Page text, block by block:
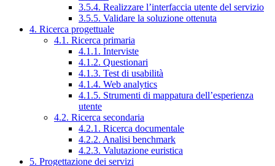
3.5.4. Realizzare l’interfaccia utente del servizio
3.5.5. Validare la soluzione ottenuta
4. Ricerca progettuale
4.1. Ricerca primaria
4.1.1. Interviste
4.1.2. Questionari
4.1.3. Test di usabilità
4.1.4. Web analytics
4.1.5. Strumenti di mappatura dell’esperienza
utente
4.2. Ricerca secondaria
4.2.1. Ricerca documentale
4.2.2. Analisi benchmark
4.2.3. Valutazione euristica
5. Progettazione dei servizi